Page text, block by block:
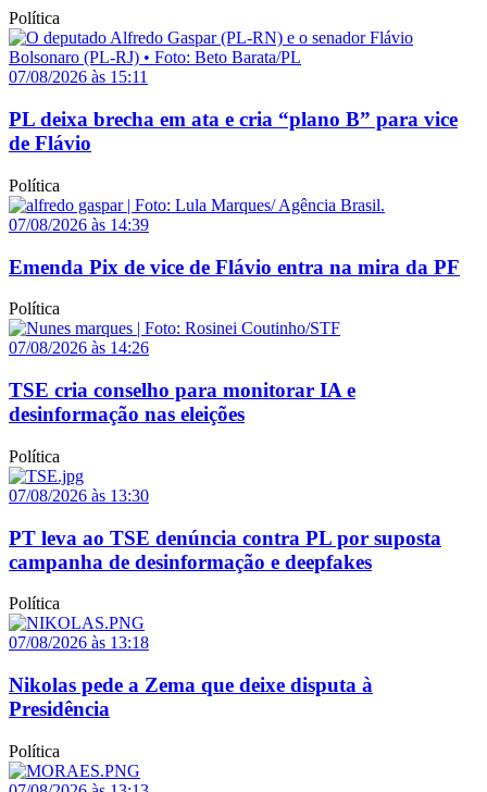
Política
07/08/2026 às 15:11
PL deixa brecha em ata e cria “plano B” para vice
de Flávio
Política
07/08/2026 às 14:39
Emenda Pix de vice de Flávio entra na mira da PF
Política
07/08/2026 às 14:26
TSE cria conselho para monitorar IA e
desinformação nas eleições
Política
07/08/2026 às 13:30
PT leva ao TSE denúncia contra PL por suposta
campanha de desinformação e deepfakes
Política
07/08/2026 às 13:18
Nikolas pede a Zema que deixe disputa à
Presidência
Política